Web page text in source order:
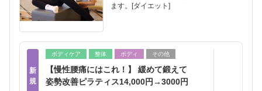
ます。[ダイエット]
新
規
ボディケア 整体 ボディ その他
【慢性腰痛にはこれ！】 緩めて鍛えて
姿勢改善ピラティス14,000円→3000円